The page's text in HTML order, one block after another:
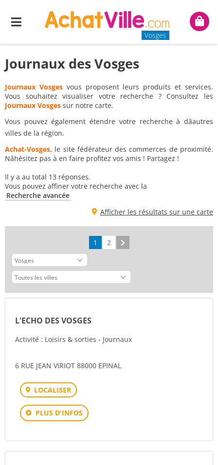
Menu
Vosges
Mon
Journaux des Vosges
Journaux Vosgesvous proposent leurs produits et services.
Vous souhaitez visualiser votre recherche ? Consultez les
Journaux Vosges sur notre carte.
Vous pouvez également étendre votre recherche à dâautres
villes de la région.
Achat-Vosges, le site fédérateur des commerces de proximité.
Nâhésitez pas à en faire profitez vos amis ! Partagez !
Il y a au total 13 réponses.
Vous pouvez affiner votre recherche avec la
Recherche avancée
Afficher les résultats sur une carte
1 2
L'ECHO DES VOSGES
Activité : Loisirs & sorties - Journaux
6 RUE JEAN VIRIOT 88000 EPINAL
LOCALISER
PLUS D'INFOS